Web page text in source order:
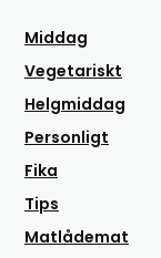
Middag
Vegetariskt
Helgmiddag
Personligt
Fika
Tips
Matlådemat